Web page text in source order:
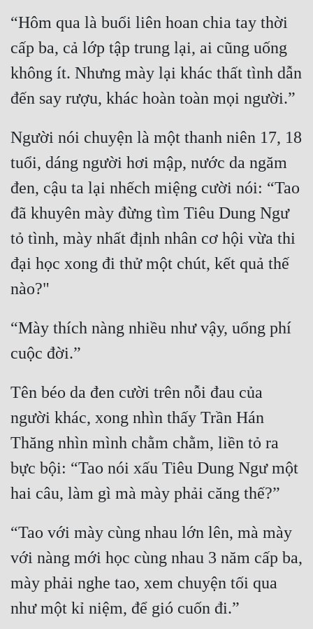
“Hôm qua là buổi liên hoan chia tay thời
cấp ba, cả lớp tập trung lại, ai cũng uống
không ít. Nhưng mày lại khác thất tình dẫn
Người nói chuyện là một thanh niên 17, 18
tuổi, dáng người hơi mập, nước da ngăm
đen, cậu ta lại nhếch miệng cười nói: “Tao
đã khuyên mày đừng tìm Tiêu Dung Ngư
tỏ tình, mày nhất định nhân cơ hội vừa thi
đại học xong đi thử một chút, kết quả thế
“Mày thích nàng nhiều như vậy, uổng phí
Tên béo da đen cười trên nỗi đau của
người khác, xong nhìn thấy Trần Hán
Thăng nhìn mình chằm chằm, liền tỏ ra
bực bội: “Tao nói xấu Tiêu Dung Ngư một
“Tao với mày cùng nhau lớn lên, mà mày
với nàng mới học cùng nhau 3 năm cấp ba,
mày phải nghe tao, xem chuyện tối qua